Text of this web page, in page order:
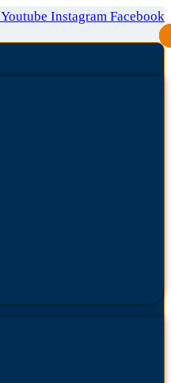
Youtube Instagram Facebook